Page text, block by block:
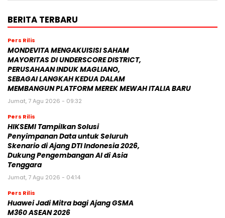
BERITA TERBARU
Pers Rilis
MONDEVITA MENGAKUISISI SAHAM
MAYORITAS DI UNDERSCORE DISTRICT,
PERUSAHAAN INDUK MAGLIANO,
SEBAGAI LANGKAH KEDUA DALAM
MEMBANGUN PLATFORM MEREK MEWAH ITALIA BARU
Jumat, 7 Agu 2026 - 09:32
Pers Rilis
HIKSEMI Tampilkan Solusi
Penyimpanan Data untuk Seluruh
Skenario di Ajang DTI Indonesia 2026,
Dukung Pengembangan AI di Asia
Tenggara
Jumat, 7 Agu 2026 - 04:14
Pers Rilis
Huawei Jadi Mitra bagi Ajang GSMA
M360 ASEAN 2026